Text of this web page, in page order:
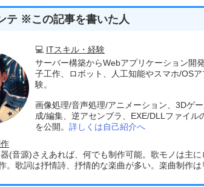
テ ※この記事を書いた人
💻 ITスキル・経験
サーバー構築からWebアプリケーション開
子工作、ロボット、人工知能やスマホ/OS
験。
画像処理/音声処理/アニメーション、3Dゲ
成/編集、逆アセンブラ、EXE/DLLファイル
を公開。 詳しくは自己紹介へ
(音源)さえあれば、何でも制作可能。歌モノは主
。歌詞は抒情詩、抒情的な楽曲が多い。楽曲制作